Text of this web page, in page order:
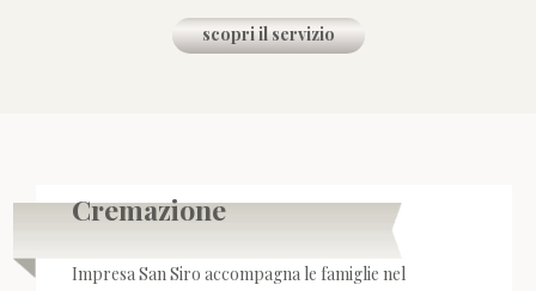
scopri il servizio
Cremazione
Impresa San Siro accompagna le famiglie nel